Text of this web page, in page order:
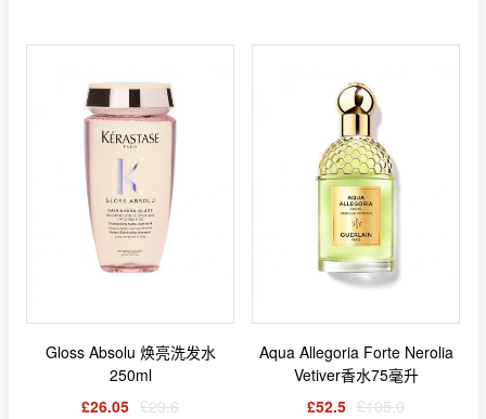
Gloss Absolu 焕亮洗发水
250ml
£26.05 £29.6
Aqua Allegoria Forte Nerolia
Vetiver香水75毫升
£52.5 £105.0